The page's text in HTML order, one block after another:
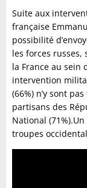
Suite aux
française
possibilité
les forces
la France au sein
intervention
(66%) n’y sont
partisans des
National
troupes